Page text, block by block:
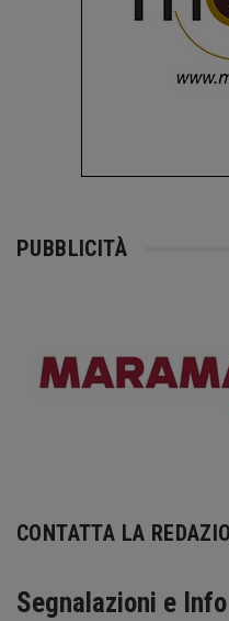
PUBBLICITÀ
CONTATTA LA
Segnalazioni e Info